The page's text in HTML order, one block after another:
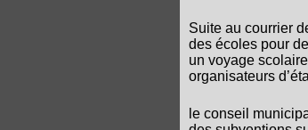
Suite au courrier
des écoles pour
un voyage
organisateurs
le conseil